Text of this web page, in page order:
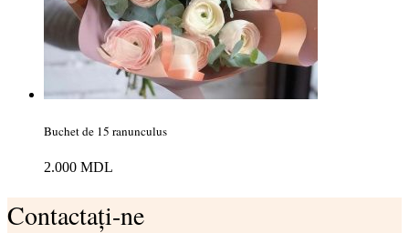
Buchet de 15 ranunculus
2.000 MDL
Contactați-ne